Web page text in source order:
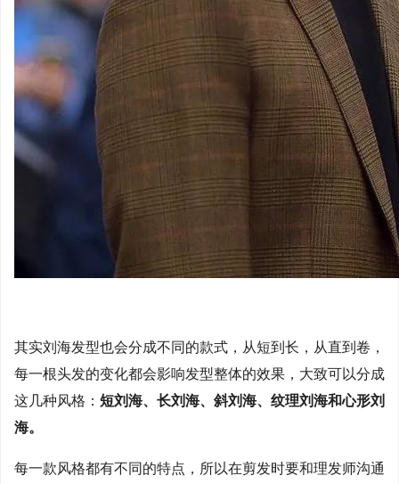
其实刘海发型也会分成不同的款式，从短到长，从直到卷，
每一根头发的变化都会影响发型整体的效果，大致可以分成
这几种风格： 短刘海、长刘海、斜刘海、纹理刘海和心形刘
海。
每一款风格都有不同的特点，所以在剪发时要和理发师沟通